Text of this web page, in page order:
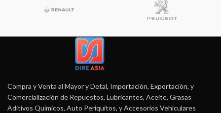
Compra y Venta al Mayor y Detal, Importación, Exportación, y
Comercialización de Repuestos, Lubricantes, Aceite, Grasas
Aditivos Químicos, Auto Periquitos, y Accesorios Vehiculares